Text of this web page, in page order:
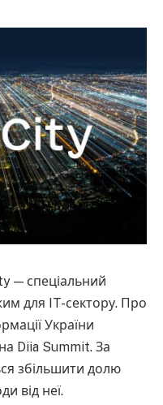
— спеціальний
для IT-сектору. Про
України
Diia Summit. За
збільшити долю
від неї.